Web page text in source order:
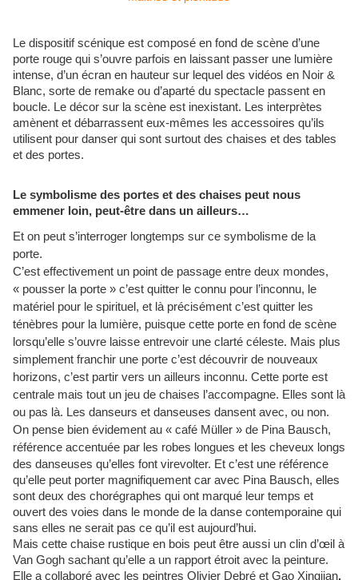
Le dispositif scénique est composé en fond de scène d’une
porte rouge qui s’ouvre parfois en laissant passer une lumière
intense, d’un écran en hauteur sur lequel des vidéos en Noir &
Blanc, sorte de remake ou d’aparté du spectacle passent en
boucle. Le décor sur la scène est inexistant. Les interprètes
amènent et débarrassent eux-mêmes les accessoires qu’ils
utilisent pour danser qui sont surtout des chaises et des tables
et des portes.
Le symbolisme des portes et des chaises peut nous
emmener loin, peut-être dans un ailleurs…
Et on peut s’interroger longtemps sur ce symbolisme de la
porte.
C’est effectivement un point de passage entre deux mondes,
« pousser la porte » c’est quitter le connu pour l’inconnu, le
matériel pour le spirituel, et là précisément c’est quitter les
ténèbres pour la lumière, puisque cette porte en fond de scène
lorsqu’elle s’ouvre laisse entrevoir une clarté céleste. Mais plus
simplement franchir une porte c’est découvrir de nouveaux
horizons, c’est partir vers un ailleurs inconnu. Cette porte est
centrale mais tout un jeu de chaises l’accompagne. Elles sont là
ou pas là. Les danseurs et danseuses dansent avec, ou non.
On pense bien évidement au « café Müller » de Pina Bausch,
référence accentuée par les robes longues et les cheveux longs
des danseuses qu’elles font virevolter. Et c’est une référence
qu’elle peut porter magnifiquement car avec Pina Bausch, elles
sont deux des chorégraphes qui ont marqué leur temps et
ouvert des voies dans le monde de la danse contemporaine qui
sans elles ne serait pas ce qu’il est aujourd’hui.
Mais cette chaise rustique en bois peut être aussi un clin d’œil à
Van Gogh sachant qu’elle a un rapport étroit avec la peinture.
Elle a collaboré avec les peintres Olivier Debré et Gao Xingjian.